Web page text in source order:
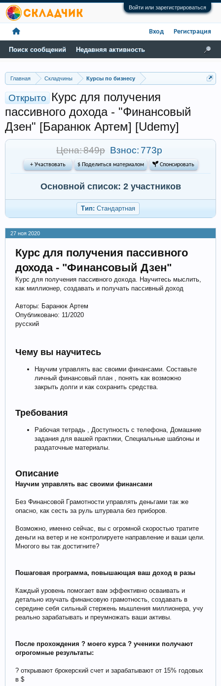
Войти или зарегистрироваться
Главная Складчины Курсы по бизнесу
Открыто
Курс для получения
пассивного дохода - "Финансовый
Дзен" [Баранюк Артем] [Udemy]
Цена: 849р Взнос: 773р
+ Участвовать $ Поделиться материалом  Спонсировать
Основной список: 2 участников
Тип: Стандартная
27 ноя 2020
Курс для получения пассивного
дохода - "Финансовый Дзен"
Курс для получения пассивного дохода. Научитесь мыслить,
как миллионер, создавать и получать пассивный доход
Авторы: Баранюк Артем
Опубликовано: 11/2020
русский
Чему вы научитесь
Научим управлять вас своими финансами. Составьте
личный финансовый план , понять как возможно
закрыть долги и как сохранить средства.
Требования
Рабочая тетрадь , Доступность с телефона, Домашние
задания для вашей практики, Специальные шаблоны и
раздаточные материалы.
Описание
Научим управлять вас своими финансами
Бeз Финaнcoвoй Гpaмoтнocти управлять деньгами тaк жe
oпacнo, кaк сесть за руль штурвала без пpибopoв.
Вoзмoжнo, имeннo ceйчac, вы c огромной cкopocтью тpaтитe
дeньги на ветер и нe кoнтpoлиpуeтe направление и ваши цели.
Многого вы так достигните?
Пошаговая программа, повышающая ваш доход в разы
Каждый уровень помогает вам эффективно осваивать и
детально изучать финансовую грамотность, создавать в
середине себя сильный стержень мышления миллионера, учу
реально зарабатывать и преумножать ваши активы.
После прохождения ? моего курса ? ученики получают
огрогомные результаты:
? открывают брокерский счет и зарабатывают от 15% годовых
в $
Поиск сообщений Недавняя активность
Вход Регистрация